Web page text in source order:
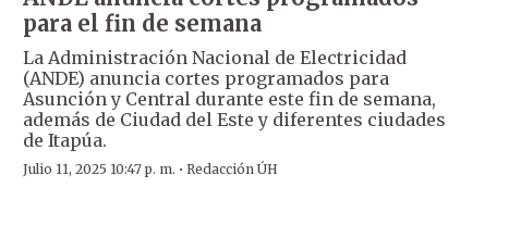
para el fin de semana
La Administración Nacional de Electricidad
(ANDE) anuncia cortes programados para
Asunción y Central durante este fin de semana,
además de Ciudad del Este y diferentes ciudades
de Itapúa.
Julio 11, 2025 10:47 p. m. · Redacción ÚH